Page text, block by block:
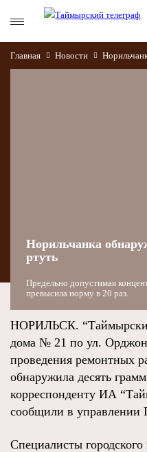
Главная Новости
Норильчанка
ртуть
Предельно допустимая
превысила норму в 20 раз.
НОРИЛЬСК.
дома № 21 по ул.
проведения ремонтных
обнаружила десять
корреспонденту ИА
сообщили в
Специалисты